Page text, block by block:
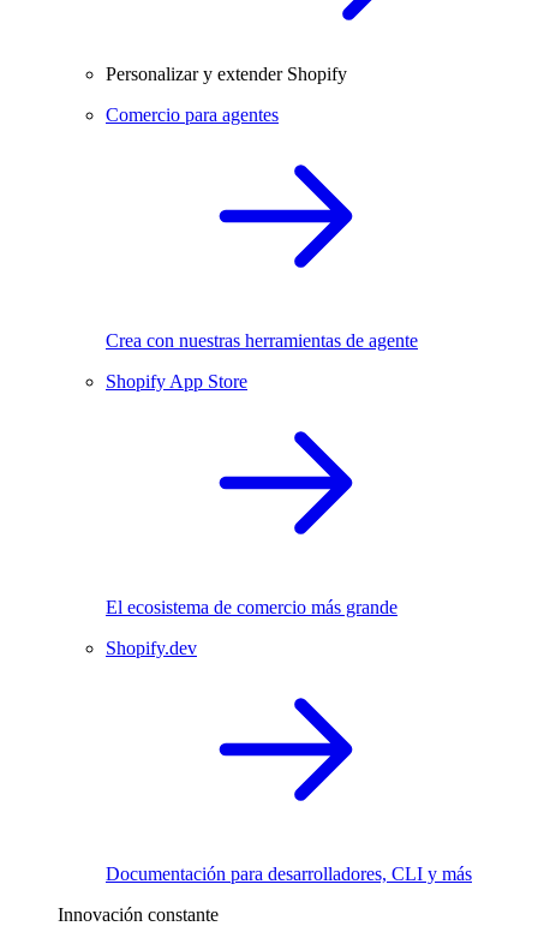
Personalizar y extender Shopify
Comercio para agentes
Crea con nuestras herramientas de agente
Shopify App Store
El ecosistema de comercio más grande
Shopify.dev
Documentación para desarrolladores, CLI y más
Innovación constante